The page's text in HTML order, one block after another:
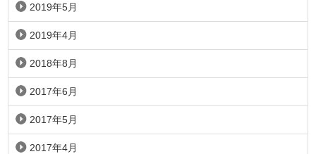
2019年5月
2019年4月
2018年8月
2017年6月
2017年5月
2017年4月